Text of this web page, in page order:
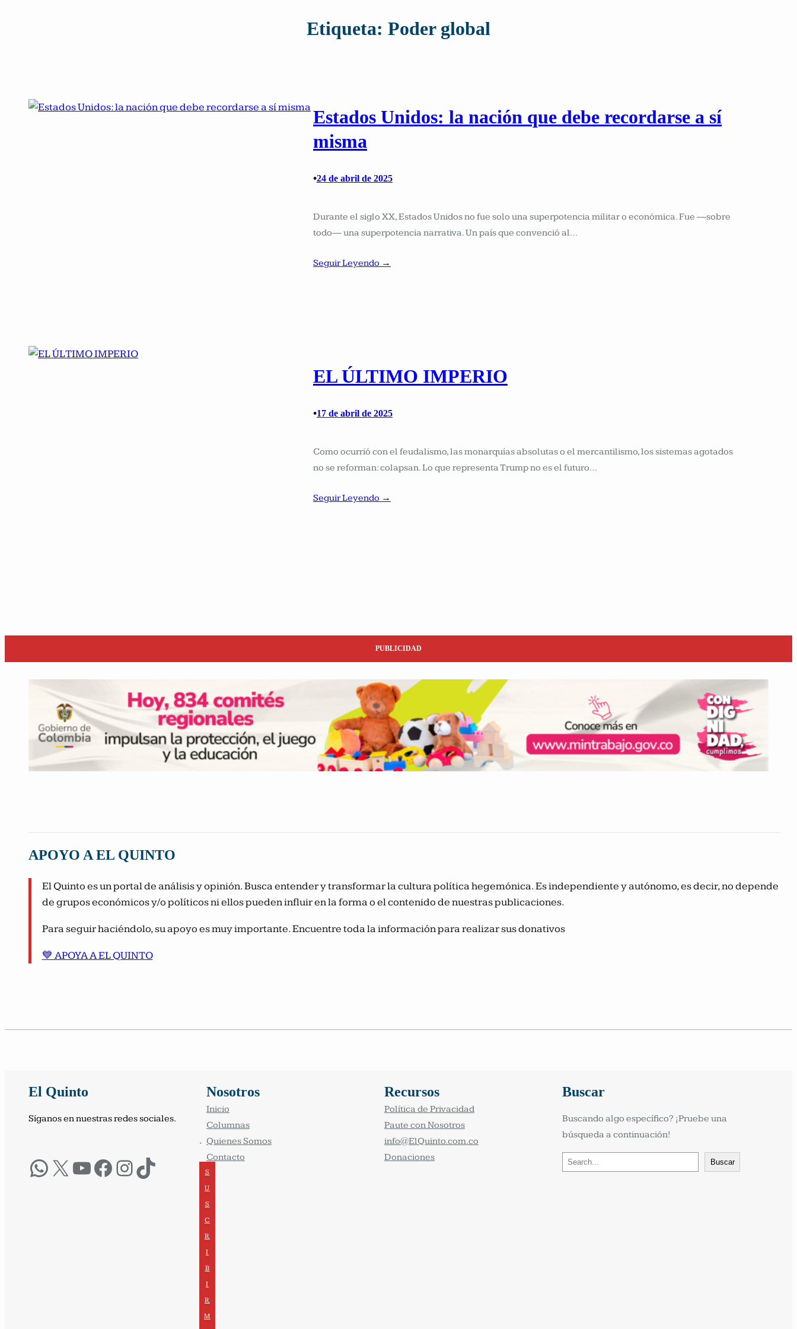
Etiqueta: Poder global
Estados Unidos: la nación que debe recordarse a sí
misma
•24 de abril de 2025
Durante el siglo XX, Estados Unidos no fue solo una superpotencia militar o económica. Fue —sobre
todo— una superpotencia narrativa. Un país que convenció al…
Seguir Leyendo →
EL ÚLTIMO IMPERIO
•17 de abril de 2025
Como ocurrió con el feudalismo, las monarquías absolutas o el mercantilismo, los sistemas agotados
no se reforman: colapsan. Lo que representa Trump no es el futuro…
Seguir Leyendo →
PUBLICIDAD
APOYO A EL QUINTO
El Quinto es un portal de análisis y opinión. Busca entender y transformar la cultura política hegemónica. Es independiente y autónomo, es decir, no depende
de grupos económicos y/o políticos ni ellos pueden influir en la forma o el contenido de nuestras publicaciones.
Para seguir haciéndolo, su apoyo es muy importante. Encuentre toda la información para realizar sus donativos
💙 APOYA A EL QUINTO
El Quinto
Síganos en nuestras redes sociales.
WhatsApp X YouTube Facebook InstagramTikTok
·
S
U
S
C
R
I
B
I
R
M
Nosotros
Inicio
Columnas
Quienes Somos
Contacto
Recursos
Política de Privacidad
Paute con Nosotros
info@ElQuinto.com.co
Donaciones
Buscar
Buscando algo específico? ¡Pruebe una
búsqueda a continuación!
Buscar